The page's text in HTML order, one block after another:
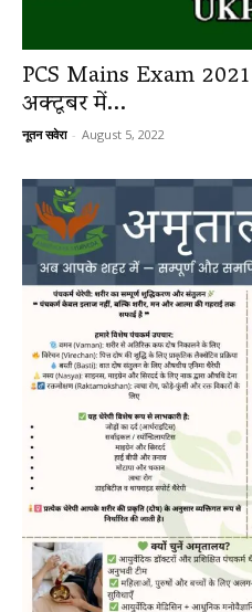
PCS Mains Exam
अक्टूबर में...
नूतन सवेरा - August 5, 2022